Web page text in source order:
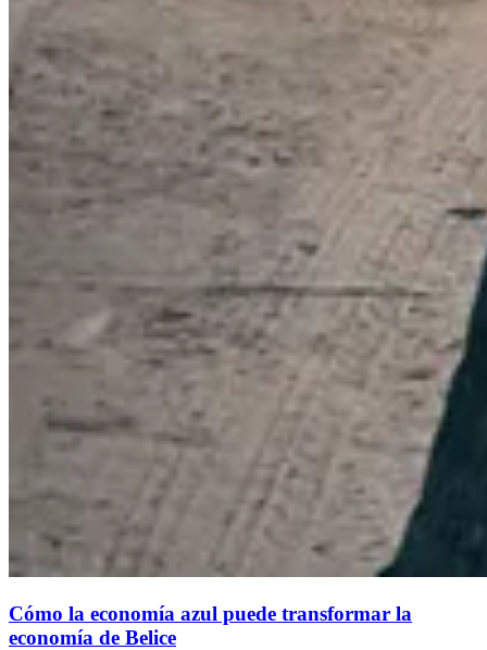
Cómo la economía azul puede transformar la
economía de Belice